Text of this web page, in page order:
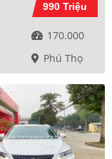
990 Triệu
170.000
Phú Thọ